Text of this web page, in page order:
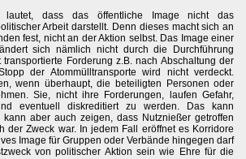
lautet, dass das öffentliche Image nicht das
Arbeit darstellt. Denn dieses macht sich an
fest, nicht an der Aktion selbst. Das Image einer
sich nämlich nicht durch die Durchführung
Forderung z.B. nach Abschaltung der
der Atommülltransporte wird nicht verdeckt.
wenn überhaupt, die beteiligten Personen oder
Sie, nicht ihre Forderungen, laufen Gefahr,
eventuell diskreditiert zu werden. Das kann
aber auch zeigen, dass Nutznießer getroffen
der Zweck war. In jedem Fall eröffnet es Korridore
Image für Gruppen oder Verbände hingegen darf
von politischer Aktion sein wie Ehre für die